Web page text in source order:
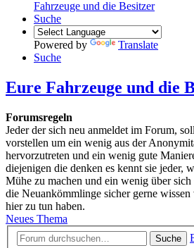
Fahrzeuge und die Besitzer
Suche
Powered by
Translate
Suche
Eure Fahrzeuge und die
Forumsregeln
Jeder der sich neu anmeldet im Forum,
vorstellen um ein wenig aus der
hervorzutreten und ein wenig gute
diejenigen die denken es kennt sie jeder,
Mühe zu machen und ein wenig über sich
die Neuankömmlinge sicher gerne
hier zu tun haben.
Neues Thema
Suche